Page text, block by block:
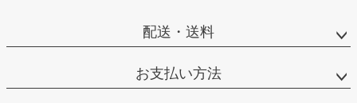
配送・送料
お支払い方法